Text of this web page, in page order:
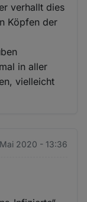
verhallt dies
Köpfen der
in aller
vielleicht
2020 - 13:36